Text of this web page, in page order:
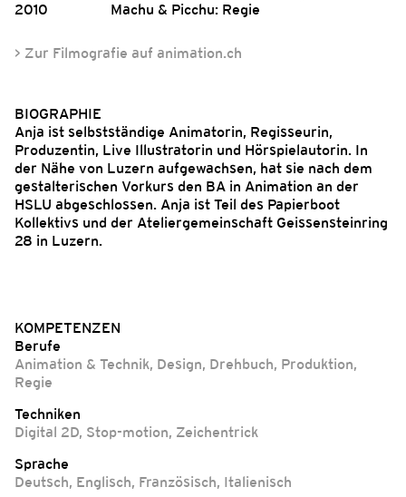
2010
Machu & Picchu: Regie
> Zur Filmografie auf animation.ch
BIOGRAPHIE
Anja ist selbstständige Animatorin, Regisseurin,
Produzentin, Live Illustratorin und Hörspielautorin. In
der Nähe von Luzern aufgewachsen, hat sie nach dem
gestalterischen Vorkurs den BA in Animation an der
HSLU abgeschlossen. Anja ist Teil des Papierboot
Kollektivs und der Ateliergemeinschaft Geissensteinring
28 in Luzern.
KOMPETENZEN
Berufe
Animation & Technik, Design, Drehbuch, Produktion,
Regie
Techniken
Digital 2D, Stop-motion, Zeichentrick
Sprache
Deutsch, Englisch, Französisch, Italienisch